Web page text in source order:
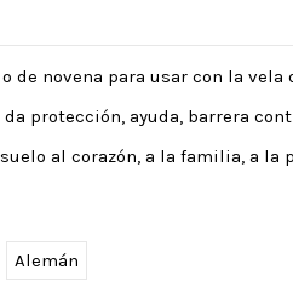
de novena para usar con la vela
da protección, ayuda, barrera
al corazón, a la familia, a la
Alemán